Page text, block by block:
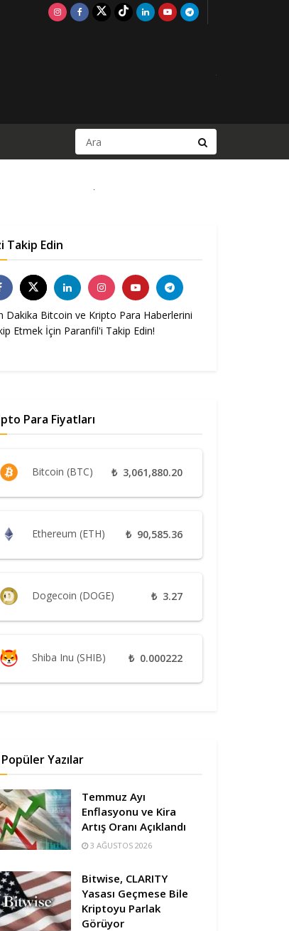
Takip Edin
Dakika Bitcoin ve Kripto Para Haberlerini
Etmek İçin Paranfil'i Takip Edin!
Para Fiyatları
Bitcoin (BTC) ₺ 3,061,880.20
Ethereum (ETH) ₺ 90,585.36
Dogecoin (DOGE) ₺ 3.27
Shiba Inu (SHIB) ₺ 0.000222
Popüler Yazılar
Temmuz Ayı
Enflasyonu ve Kira
Artış Oranı Açıklandı
3 AĞUSTOS 2026
Bitwise, CLARITY
Yasası Geçmese Bile
Kriptoyu Parlak
Görüyor